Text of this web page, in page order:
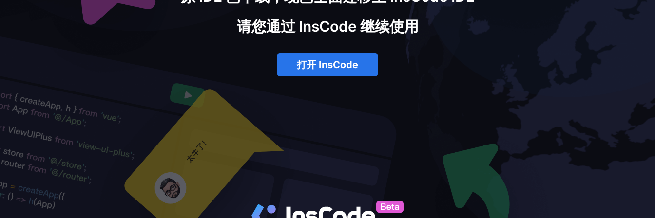
请您通过 InsCode 继续使用
打开 InsCode